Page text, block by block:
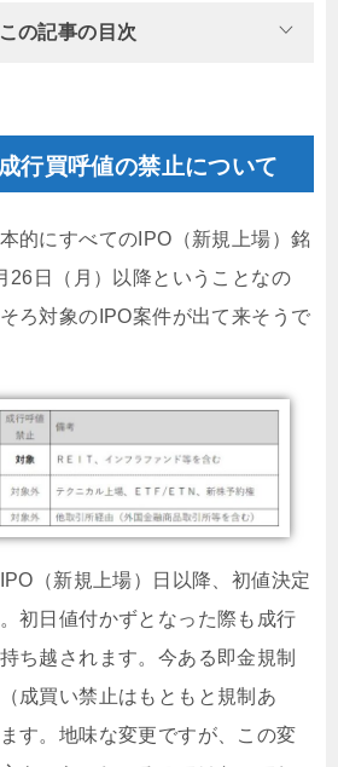
この記事の目次
行買呼値の禁止について
的にすべてのIPO（新規上場）銘
26日（月）以降ということなの
ろ対象のIPO案件が出て来そうで
（新規上場）日以降、初値決定
初日値付かずとなった際も成行
ち越されます。今ある即金規制
成買い禁止はもともと規制あ
す。地味な変更ですが、この変